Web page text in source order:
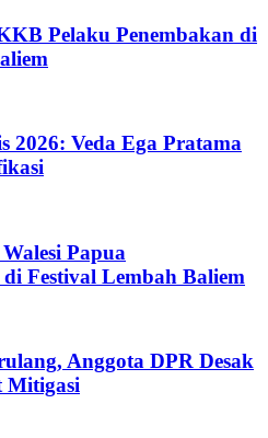
Pelaku Penembakan di
2026: Veda Ega Pratama
Papua
di Festival Lembah Baliem
Anggota DPR Desak
Mitigasi